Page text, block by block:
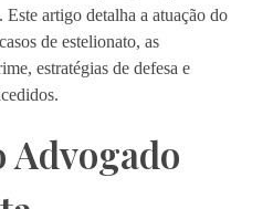
artigo detalha a atuação do
de estelionato, as
estratégias de defesa e
Advogado